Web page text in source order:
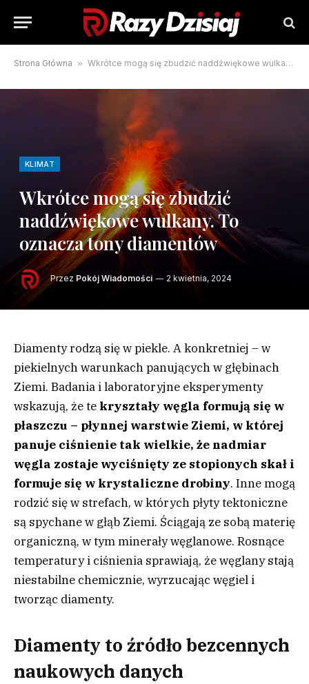
Strona Główna » Wkrótce mogą się zbudzić naddźwiękowe wulkany. To oznacza tony diamentów
KLIMAT
Wkrótce mogą się zbudzić
naddźwiękowe wulkany. To
oznacza tony diamentów
Przez Pokój Wiadomości 2 kwietnia, 2024
Diamenty rodzą się w piekle. A konkretniej – w
piekielnych warunkach panujących w głębinach
Ziemi. Badania i laboratoryjne eksperymenty
wskazują, że te kryształy węgla formują się w
płaszczu – płynnej warstwie Ziemi, w której
panuje ciśnienie tak wielkie, że nadmiar
węgla zostaje wyciśnięty ze stopionych skał i
formuje się w krystaliczne drobiny. Inne mogą
rodzić się w strefach, w których płyty tektoniczne
są spychane w głąb Ziemi. Ściągają ze sobą materię
organiczną, w tym minerały węglanowe. Rosnące
temperatury i ciśnienia sprawiają, że węglany stają
niestabilne chemicznie, wyrzucając węgiel i
tworząc diamenty.
Diamenty to źródło bezcennych
naukowych danych